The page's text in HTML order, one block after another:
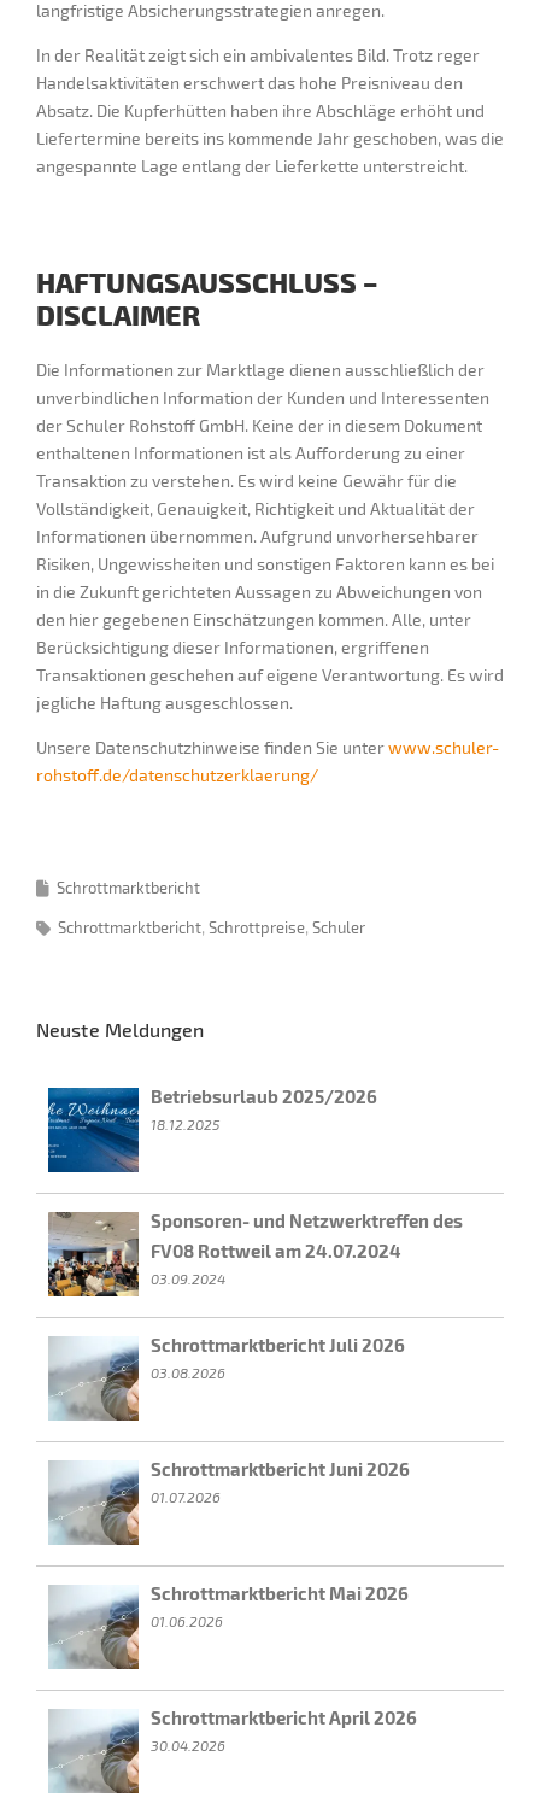
langfristige Absicherungsstrategien anregen.
In der Realität zeigt sich ein ambivalentes Bild. Trotz reger
Handelsaktivitäten erschwert das hohe Preisniveau den
Absatz. Die Kupferhütten haben ihre Abschläge erhöht und
Liefertermine bereits ins kommende Jahr geschoben, was die
angespannte Lage entlang der Lieferkette unterstreicht.
HAFTUNGSAUSSCHLUSS –
DISCLAIMER
Die Informationen zur Marktlage dienen ausschließlich der
unverbindlichen Information der Kunden und Interessenten
der Schuler Rohstoff GmbH. Keine der in diesem Dokument
enthaltenen Informationen ist als Aufforderung zu einer
Transaktion zu verstehen. Es wird keine Gewähr für die
Vollständigkeit, Genauigkeit, Richtigkeit und Aktualität der
Informationen übernommen. Aufgrund unvorhersehbarer
Risiken, Ungewissheiten und sonstigen Faktoren kann es bei
in die Zukunft gerichteten Aussagen zu Abweichungen von
den hier gegebenen Einschätzungen kommen. Alle, unter
Berücksichtigung dieser Informationen, ergriffenen
Transaktionen geschehen auf eigene Verantwortung. Es wird
jegliche Haftung ausgeschlossen.
Unsere Datenschutzhinweise finden Sie unterwww.schuler-
rohstoff.de/datenschutzerklaerung/
Schrottmarktbericht
Schrottmarktbericht Schrottpreise Schuler
Neuste Meldungen
Betriebsurlaub 2025/2026
18.12.2025
Sponsoren- und Netzwerktreffen des
FV08 Rottweil am 24.07.2024
03.09.2024
Schrottmarktbericht Juli 2026
03.08.2026
Schrottmarktbericht Juni 2026
01.07.2026
Schrottmarktbericht Mai 2026
01.06.2026
Schrottmarktbericht April 2026
30.04.2026